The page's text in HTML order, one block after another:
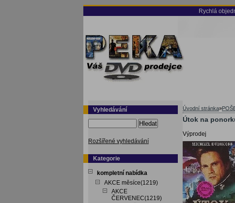
Rychlá
Vyhledávání
Hledat
Rozšířené vyhledávání
Kategorie
kompletní nabídka
AKCE měsíce(1219)
AKCE
ČERVENEC(1219)
Úvodní stránka»
Útok na
Výprodej